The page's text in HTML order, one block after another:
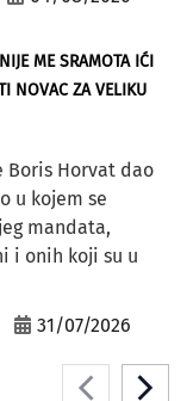
ME SRAMOTA IĆI
NOVAC ZA VELIKU
Boris Horvat dao
u kojem se
mandata,
i onih koji su u
31/07/2026